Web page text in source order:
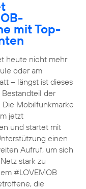
mit Top-
heute nicht mehr
oder am
– längst ist dieses
der
Mobilfunkmarke
jetzt
und startet mit
einen
Aufruf, um sich
stark zu
#LOVEMOB
die